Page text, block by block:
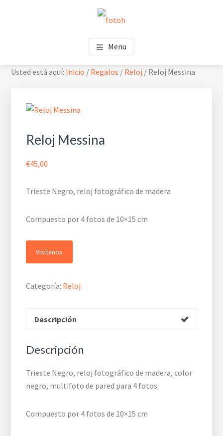
Menu
Usted está aquí: Inicio / Regalos / Reloj / Reloj Messina
Reloj Messina
€45,00
Trieste Negro, reloj fotográfico de madera
Compuesto por 4 fotos de 10×15 cm
Visítanos
Categoría: Reloj
Descripción
Descripción
Trieste Negro, reloj fotográfico de madera, color
negro, multifoto de pared para 4 fotos.
Compuesto por 4 fotos de 10×15 cm